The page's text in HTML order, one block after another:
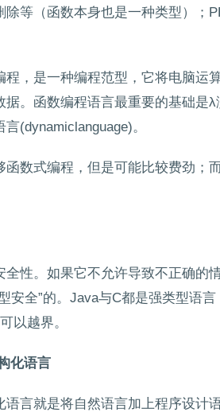
除等（函数本身也是一种类型）；
程，是一种编程范型，它将电脑运
据。函数编程语言最重要的基础是
(dynamiclanguage)。
函数式编程，但是可能比较费劲；
全性。如果它不允许导致不正确的
安全”的。Java与C都是强类型语
以越界。
化语言
语言就是将自然语言加上程序设计